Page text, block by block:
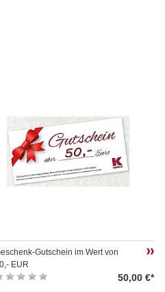
Gutschein im Wert von
EUR
50,00 €*